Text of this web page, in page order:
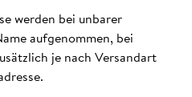
werden bei unbarer
aufgenommen, bei
je nach Versandart